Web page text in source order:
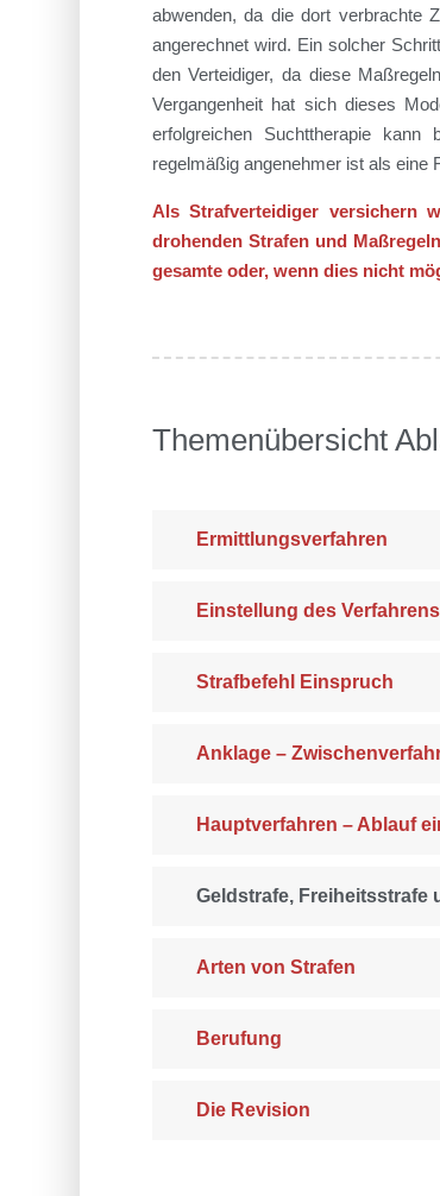
abwenden, da die dort verbrachte
angerechnet wird. Ein solcher
den Verteidiger, da diese
Vergangenheit hat sich dieses
erfolgreichen Suchttherapie
regelmäßig angenehmer ist als eine
Als Strafverteidiger versichern
drohenden Strafen und
gesamte oder, wenn dies nicht
Themenübersicht
Ermittlungsverfahren
Einstellung des Verfahrens
Strafbefehl Einspruch
Anklage –
Hauptverfahren – Ablauf
Geldstrafe, Freiheitsstrafe
Arten von Strafen
Berufung
Die Revision